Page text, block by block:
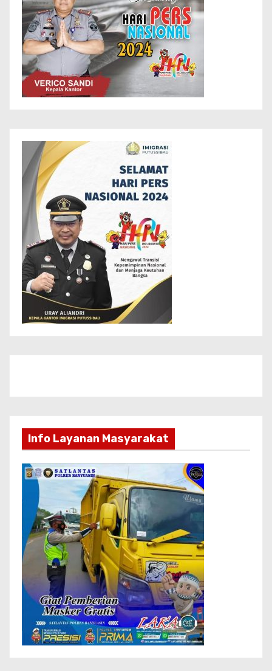
Info Layanan Masyarakat